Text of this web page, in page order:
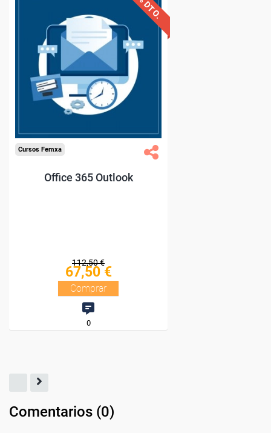
Comentarios (0)